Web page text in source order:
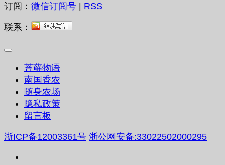
订阅： 微信订阅号 | RSS
联系：
苔藓物语
南国香农
随身农场
隐私政策
留言板
浙ICP备12003361号 浙公网安备:33022502000295